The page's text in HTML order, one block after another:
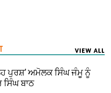
VIEW ALL
ਪੁਰਸ਼’ ਅਮੋਲਕ ਸਿੰਘ ਜੰਮੂ ਨੂੰ
ਬਾਠ